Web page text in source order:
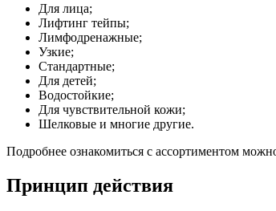
Для лица;
Лифтинг тейпы;
Лимфодренажные;
Узкие;
Стандартные;
Для детей;
Водостойкие;
Для чувствительной кожи;
Шелковые и многие другие.
Подробнее ознакомиться с ассортиментом
Принцип действия